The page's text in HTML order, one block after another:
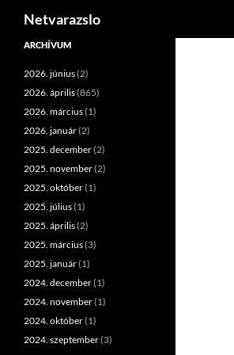
Kilépés
Netvarazslo
ARCHÍVUM
2026. június(2)
2026. április(865)
2026. március(1)
2026. január(2)
2025. december(2)
2025. november(2)
2025. október(1)
2025. július(1)
2025. április(2)
2025. március(3)
2025. január(1)
2024. december(1)
2024. november(1)
2024. október(1)
2024. szeptember(3)